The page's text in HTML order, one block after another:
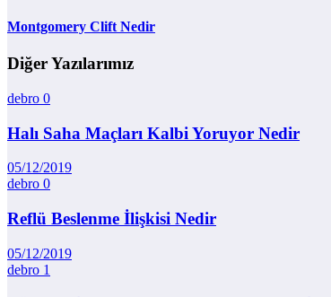
Montgomery Clift Nedir
Diğer Yazılarımız
debro 0
Halı Saha Maçları Kalbi Yoruyor Nedir
05/12/2019
debro 0
Reflü Beslenme İlişkisi Nedir
05/12/2019
debro 1